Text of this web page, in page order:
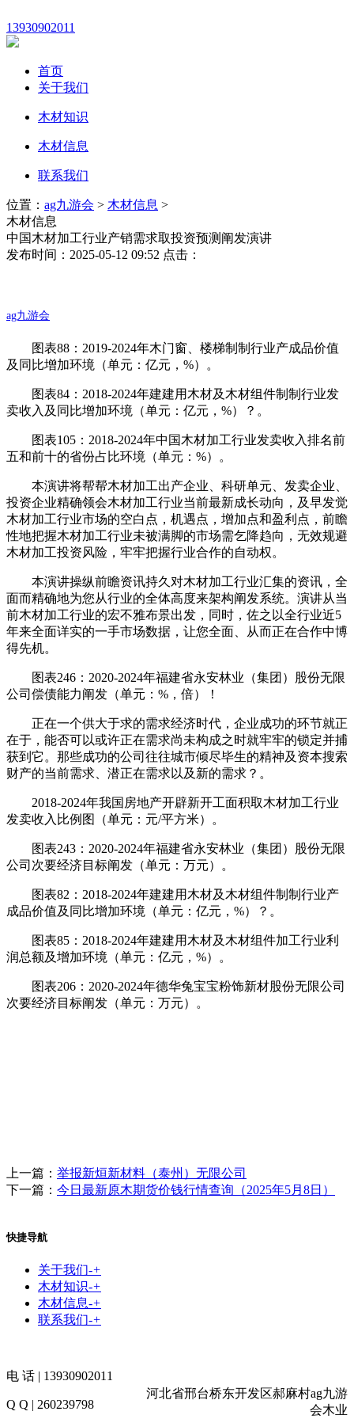
13930902011
首页
关于我们
木材知识
木材信息
联系我们
位置： ag九游会 > 木材信息 >
木材信息
中国木材加工行业产销需求取投资预测阐发演讲
发布时间：2025-05-12 09:52 点击：
ag九游会
图表88：2019-2024年木门窗、楼梯制制行业产成品价值
及同比增加环境（单元：亿元，%）。
图表84：2018-2024年建建用木材及木材组件制制行业发
卖收入及同比增加环境（单元：亿元，%）？。
图表105：2018-2024年中国木材加工行业发卖收入排名前
五和前十的省份占比环境（单元：%）。
本演讲将帮帮木材加工出产企业、科研单元、发卖企业、
投资企业精确领会木材加工行业当前最新成长动向，及早发觉
木材加工行业市场的空白点，机遇点，增加点和盈利点，前瞻
性地把握木材加工行业未被满脚的市场需乞降趋向，无效规避
木材加工投资风险，牢牢把握行业合作的自动权。
本演讲操纵前瞻资讯持久对木材加工行业汇集的资讯，全
面而精确地为您从行业的全体高度来架构阐发系统。演讲从当
前木材加工行业的宏不雅布景出发，同时，佐之以全行业近5
年来全面详实的一手市场数据，让您全面、从而正在合作中博
得先机。
图表246：2020-2024年福建省永安林业（集团）股份无限
公司偿债能力阐发（单元：%，倍）！
正在一个供大于求的需求经济时代，企业成功的环节就正
在于，能否可以或许正在需求尚未构成之时就牢牢的锁定并捕
获到它。那些成功的公司往往城市倾尽毕生的精神及资本搜索
财产的当前需求、潜正在需求以及新的需求？。
2018-2024年我国房地产开辟新开工面积取木材加工行业
发卖收入比例图（单元：元/平方米）。
图表243：2020-2024年福建省永安林业（集团）股份无限
公司次要经济目标阐发（单元：万元）。
图表82：2018-2024年建建用木材及木材组件制制行业产
成品价值及同比增加环境（单元：亿元，%）？。
图表85：2018-2024年建建用木材及木材组件加工行业利
润总额及增加环境（单元：亿元，%）。
图表206：2020-2024年德华兔宝宝粉饰新材股份无限公司
次要经济目标阐发（单元：万元）。
上一篇： 举报新烜新材料（泰州）无限公司
下一篇： 今日最新原木期货价钱行情查询（2025年5月8日）
快捷导航
关于我们-+
木材知识-+
木材信息-+
联系我们-+
电 话 | 13930902011
Q Q | 260239798
河北省邢台桥东开发区郝麻村ag九游
会木业